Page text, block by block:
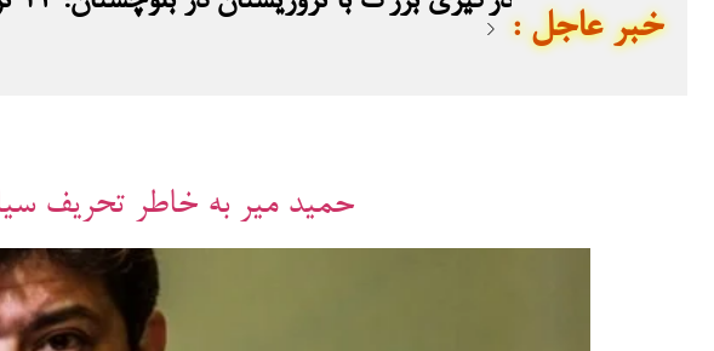
: خبر عاجل
حمید میر به خاطر تحریف